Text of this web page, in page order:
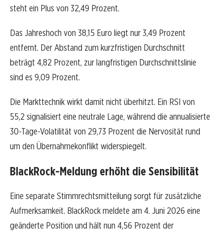
steht ein Plus von 32,49 Prozent.
Das Jahreshoch von 38,15 Euro liegt nur 3,49 Prozent
entfernt. Der Abstand zum kurzfristigen Durchschnitt
beträgt 4,82 Prozent, zur langfristigen Durchschnittslinie
sind es 9,09 Prozent.
Die Markttechnik wirkt damit nicht überhitzt. Ein RSI von
55,2 signalisiert eine neutrale Lage, während die annualisierte
30-Tage-Volatilität von 29,73 Prozent die Nervosität rund
um den Übernahmekonflikt widerspiegelt.
BlackRock-Meldung erhöht die Sensibilität
Eine separate Stimmrechtsmitteilung sorgt für zusätzliche
Aufmerksamkeit. BlackRock meldete am 4. Juni 2026 eine
geänderte Position und hält nun 4,56 Prozent der